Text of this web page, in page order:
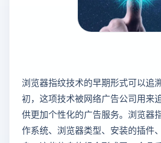
浏览器指纹技术的早期形式可以追
初，这项技术被网络广告公司用来
供更加个性化的广告服务。浏览器
作系统、浏览器类型、安装的插件